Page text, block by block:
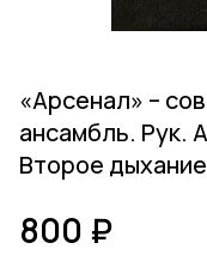
«Арсенал» ‎–
ансамбль. Рук.
Второе
800 ₽